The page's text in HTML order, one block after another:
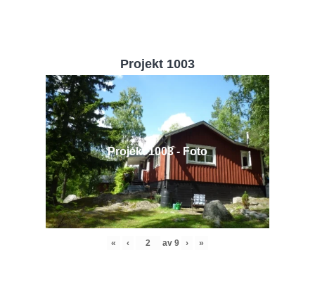
Projekt 1003
Projekt 1003 - Foto
« ‹ av 9 › »